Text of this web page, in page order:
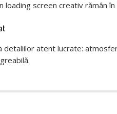
loading screen creativ rămân
atent lucrate: